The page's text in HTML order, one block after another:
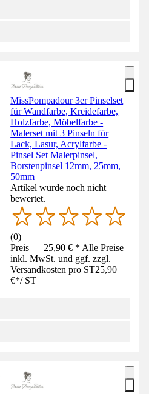
MissPompadour 3er Pinselset
für Wandfarbe, Kreidefarbe,
Holzfarbe, Möbelfarbe -
Malerset mit 3 Pinseln für
Lack, Lasur, Acrylfarbe -
Pinsel Set Malerpinsel,
Borstenpinsel 12mm, 25mm,
50mm
Artikel wurde noch nicht
bewertet.
(0)
Preis — 25,90 € * Alle Preise
inkl. MwSt. und ggf. zzgl.
Versandkosten pro ST25,90
€*/ ST